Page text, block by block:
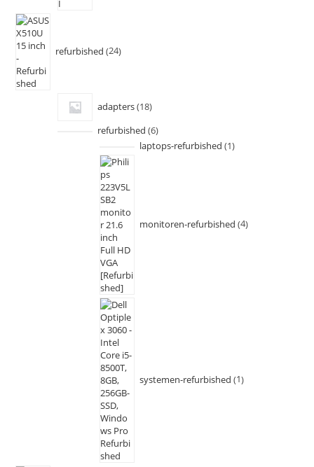
refurbished 24
adapters 18
refurbished 6
laptops-refurbished 1
monitoren-refurbished 4
systemen-refurbished 1